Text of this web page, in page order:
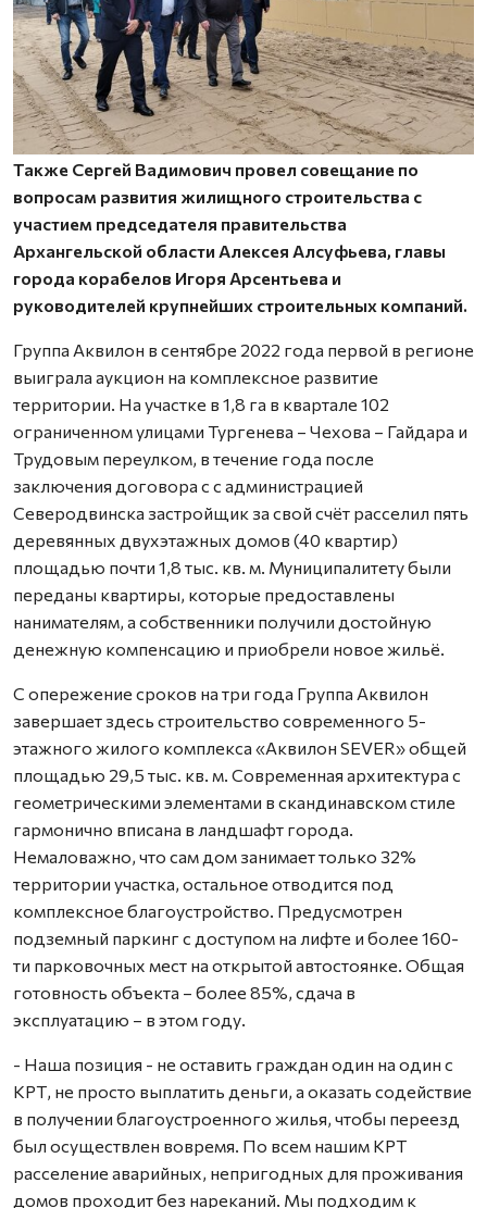
Также Сергей Вадимович провел совещание по
вопросам развития жилищного строительства с
участием председателя правительства
Архангельской области Алексея Алсуфьева, главы
города корабелов Игоря Арсентьева и
руководителей крупнейших строительных компаний.
Группа Аквилон в сентябре 2022 года первой в регионе
выиграла аукцион на комплексное развитие
территории. На участке в 1,8 га в квартале 102
ограниченном улицами Тургенева – Чехова – Гайдара и
Трудовым переулком, в течение года после
заключения договора с с администрацией
Северодвинска застройщик за свой счёт расселил пять
деревянных двухэтажных домов (40 квартир)
площадью почти 1,8 тыс. кв. м. Муниципалитету были
переданы квартиры, которые предоставлены
нанимателям, а собственники получили достойную
денежную компенсацию и приобрели новое жильё.
С опережение сроков на три года Группа Аквилон
завершает здесь строительство современного 5-
этажного жилого комплекса «Аквилон SEVER» общей
площадью 29,5 тыс. кв. м. Современная архитектура с
геометрическими элементами в скандинавском стиле
гармонично вписана в ландшафт города.
Немаловажно, что сам дом занимает только 32%
территории участка, остальное отводится под
комплексное благоустройство. Предусмотрен
подземный паркинг с доступом на лифте и более 160-
ти парковочных мест на открытой автостоянке. Общая
готовность объекта – более 85%, сдача в
эксплуатацию – в этом году.
- Наша позиция - не оставить граждан один на один с
КРТ, не просто выплатить деньги, а оказать содействие
в получении благоустроенного жилья, чтобы переезд
был осуществлен вовремя. По всем нашим КРТ
расселение аварийных, непригодных для проживания
домов проходит без нареканий. Мы подходим к